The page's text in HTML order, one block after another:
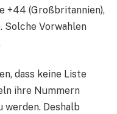
+44 (Großbritannien),
Solche Vorwahlen
dass keine Liste
ihre Nummern
Deshalb